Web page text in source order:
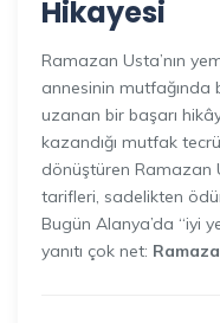
Hikayesi
Ramazan Usta’nın
annesinin mutfağında
uzanan bir başarı
kazandığı mutfak
dönüştüren Ramazan
tarifleri, sadelikten
Bugün Alanya’da “iyi
yanıtı çok net: